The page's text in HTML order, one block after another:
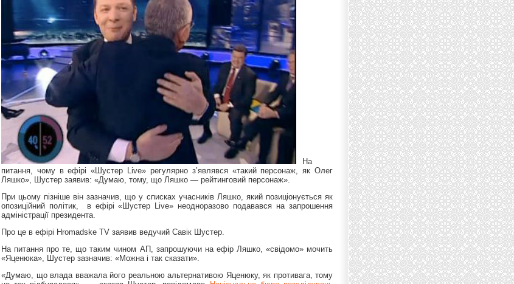
На
питання, чому в ефірі «Шустер Live» регулярно з’являвся «такий персонаж, як Олег
Ляшко», Шустер заявив: «Думаю, тому, що Ляшко — рейтинговий персонаж».
При цьому пізніше він зазначив, що у списках учасників Ляшко, який позиціонується як
опозиційний політик, в ефірі «Шустер Live» неодноразово подавався на запрошення
адміністрації президента.
Про це в ефірі Hromadske TV заявив ведучий Савік Шустер.
На питання про те, що таким чином АП, запрошуючи на ефір Ляшко, «свідомо» мочить
«Яценюка», Шустер зазначив: «Можна і так сказати».
«Думаю, що влада вважала його реальною альтернативою Яценюку, як противага, тому